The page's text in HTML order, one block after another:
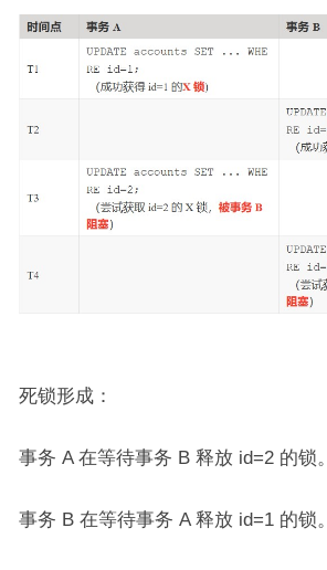
死锁形成：
事务 A 在等待事务 B 释放 id=2 的锁。
事务 B 在等待事务 A 释放 id=1 的锁。